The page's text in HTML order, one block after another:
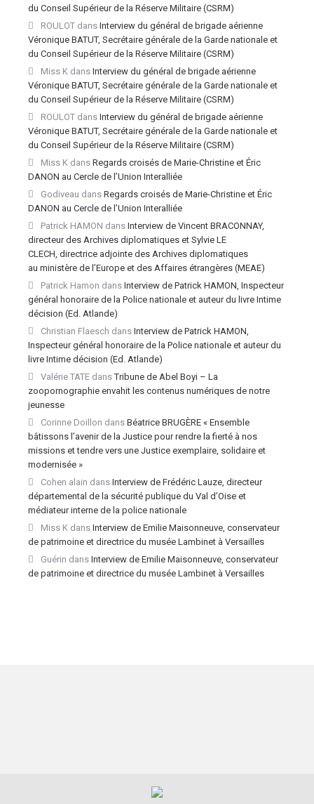
du Conseil Supérieur de la Réserve Militaire (CSRM)
ROULOT dans Interview du général de brigade aérienne
Véronique BATUT, Secrétaire générale de la Garde nationale et
du Conseil Supérieur de la Réserve Militaire (CSRM)
Miss K dans Interview du général de brigade aérienne
Véronique BATUT, Secrétaire générale de la Garde nationale et
du Conseil Supérieur de la Réserve Militaire (CSRM)
ROULOT dans Interview du général de brigade aérienne
Véronique BATUT, Secrétaire générale de la Garde nationale et
du Conseil Supérieur de la Réserve Militaire (CSRM)
Miss K dans Regards croisés de Marie-Christine et Éric
DANON au Cercle de l’Union Interalliée
Godiveau dans Regards croisés de Marie-Christine et Éric
DANON au Cercle de l’Union Interalliée
Patrick HAMON dans Interview de Vincent BRACONNAY,
directeur des Archives diplomatiques et Sylvie LE
CLECH, directrice adjointe des Archives diplomatiques
au ministère de l’Europe et des Affaires étrangères (MEAE)
Patrick Hamon dans Interview de Patrick HAMON, Inspecteur
général honoraire de la Police nationale et auteur du livre Intime
décision (Ed. Atlande)
Christian Flaesch dans Interview de Patrick HAMON,
Inspecteur général honoraire de la Police nationale et auteur du
livre Intime décision (Ed. Atlande)
Valérie TATE dansTribune de Abel Boyi – La
zoopornographie envahit les contenus numériques de notre
jeunesse
Corinne Doillon dans Béatrice BRUGÈRE « Ensemble
bâtissons l’avenir de la Justice pour rendre la fierté à nos
missions et tendre vers une Justice exemplaire, solidaire et
modernisée »
Cohen alain dans Interview de Frédéric Lauze, directeur
départemental de la sécurité publique du Val d’Oise et
médiateur interne de la police nationale
Miss K dans Interview de Emilie Maisonneuve, conservateur
de patrimoine et directrice du musée Lambinet à Versailles
Guérin dans Interview de Emilie Maisonneuve, conservateur
de patrimoine et directrice du musée Lambinet à Versailles